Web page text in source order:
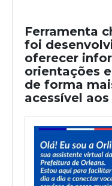
Ferramenta
foi
oferecer
orientações
de forma
acessível